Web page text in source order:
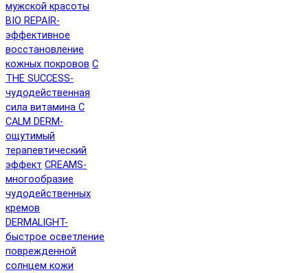
мужской красоты
BIO REPAIR-
эффективное
восстановление
кожных покровов C
THE SUCCESS-
чудодейственная
сила витамина C
CALM DERM-
ощутимый
терапевтический
эффект CREAMS-
многообразие
чудодейственных
кремов
DERMALIGHT-
быстрое осветление
поврежденной
солнцем кожи